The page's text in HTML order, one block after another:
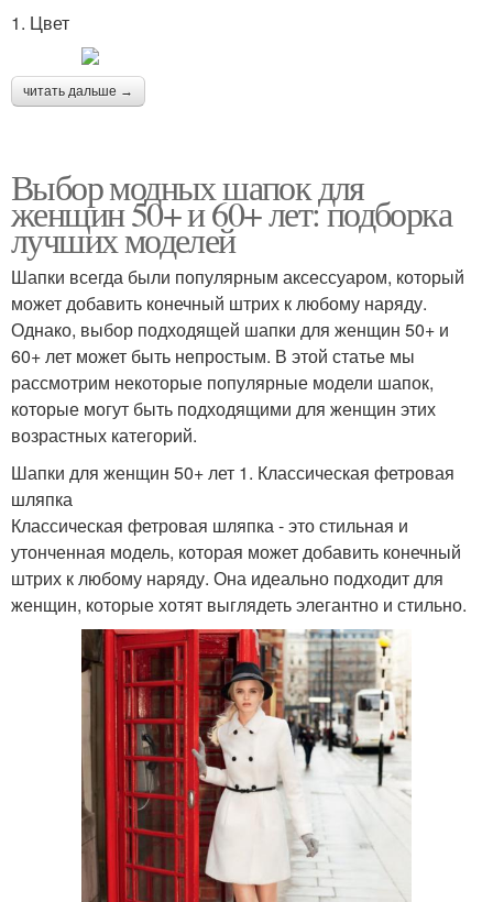
1. Цвет
читать дальше →
Выбор модных шапок для
женщин 50+ и 60+ лет: подборка
лучших моделей
Шапки всегда были популярным аксессуаром, который
может добавить конечный штрих к любому наряду.
Однако, выбор подходящей шапки для женщин 50+ и
60+ лет может быть непростым. В этой статье мы
рассмотрим некоторые популярные модели шапок,
которые могут быть подходящими для женщин этих
возрастных категорий.
Шапки для женщин 50+ лет 1. Классическая фетровая
шляпка
Классическая фетровая шляпка - это стильная и
утонченная модель, которая может добавить конечный
штрих к любому наряду. Она идеально подходит для
женщин, которые хотят выглядеть элегантно и стильно.